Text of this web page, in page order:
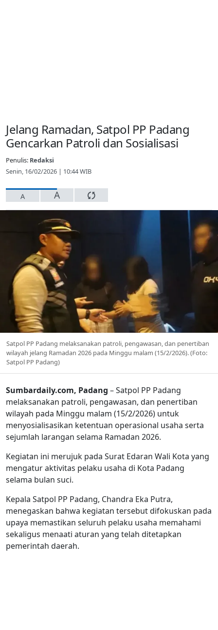
Jelang Ramadan, Satpol PP Padang
Gencarkan Patroli dan Sosialisasi
Penulis: Redaksi
Senin, 16/02/2026 | 10:44 WIB
A A
Satpol PP Padang melaksanakan patroli, pengawasan, dan penertiban
wilayah jelang Ramadan 2026 pada Minggu malam (15/2/2026). (Foto:
Satpol PP Padang)
Sumbardaily.com, Padang – Satpol PP Padang
melaksanakan patroli, pengawasan, dan penertiban
wilayah pada Minggu malam (15/2/2026) untuk
menyosialisasikan ketentuan operasional usaha serta
sejumlah larangan selama Ramadan 2026.
Kegiatan ini merujuk pada Surat Edaran Wali Kota yang
mengatur aktivitas pelaku usaha di Kota Padang
selama bulan suci.
Kepala Satpol PP Padang, Chandra Eka Putra,
menegaskan bahwa kegiatan tersebut difokuskan pada
upaya memastikan seluruh pelaku usaha memahami
sekaligus menaati aturan yang telah ditetapkan
pemerintah daerah.